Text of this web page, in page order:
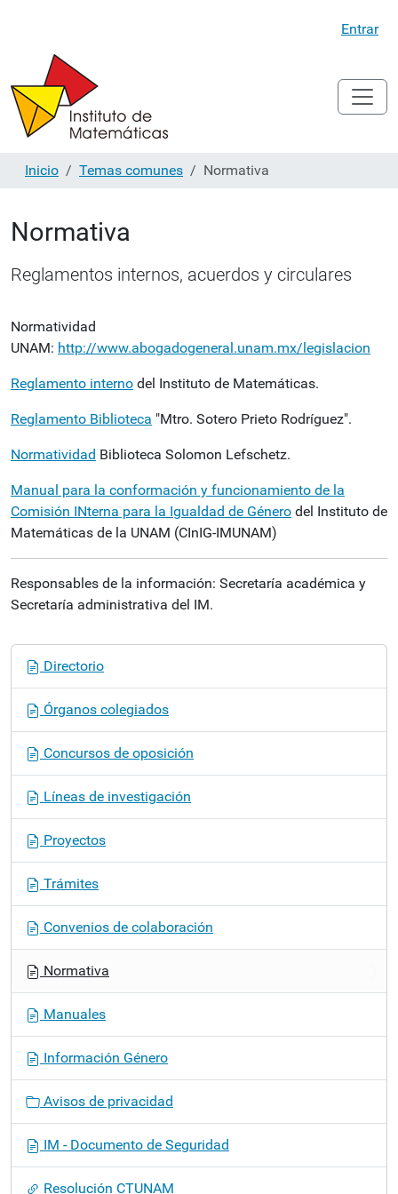
Entrar
Inicio Temas comunes Normativa
Normativa
Reglamentos internos, acuerdos y circulares
Normatividad
UNAM: http://www.abogadogeneral.unam.mx/legislacion
Reglamento interno del Instituto de Matemáticas.
Reglamento Biblioteca "Mtro. Sotero Prieto Rodríguez".
Normatividad Biblioteca Solomon Lefschetz.
Manual para la conformación y funcionamiento de la
Comisión INterna para la Igualdad de Género del Instituto de
Matemáticas de la UNAM (CInIG-IMUNAM)
Responsables de la información: Secretaría académica y
Secretaría administrativa del IM.
ó
Directorio
Órganos colegiados
Concursos de oposición
Líneas de investigación
Proyectos
Trámites
Convenios de colaboración
Normativa
Manuales
Información Género
Avisos de privacidad
IM - Documento de Seguridad
Resolución CTUNAM